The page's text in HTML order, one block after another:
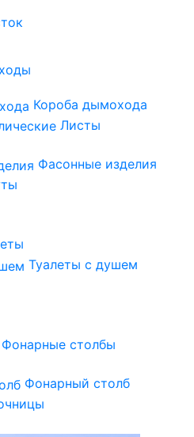
Короба дымохода
Листы
Фасонные изделия
Туалеты с душем
Фонарные столбы
Фонарный столб